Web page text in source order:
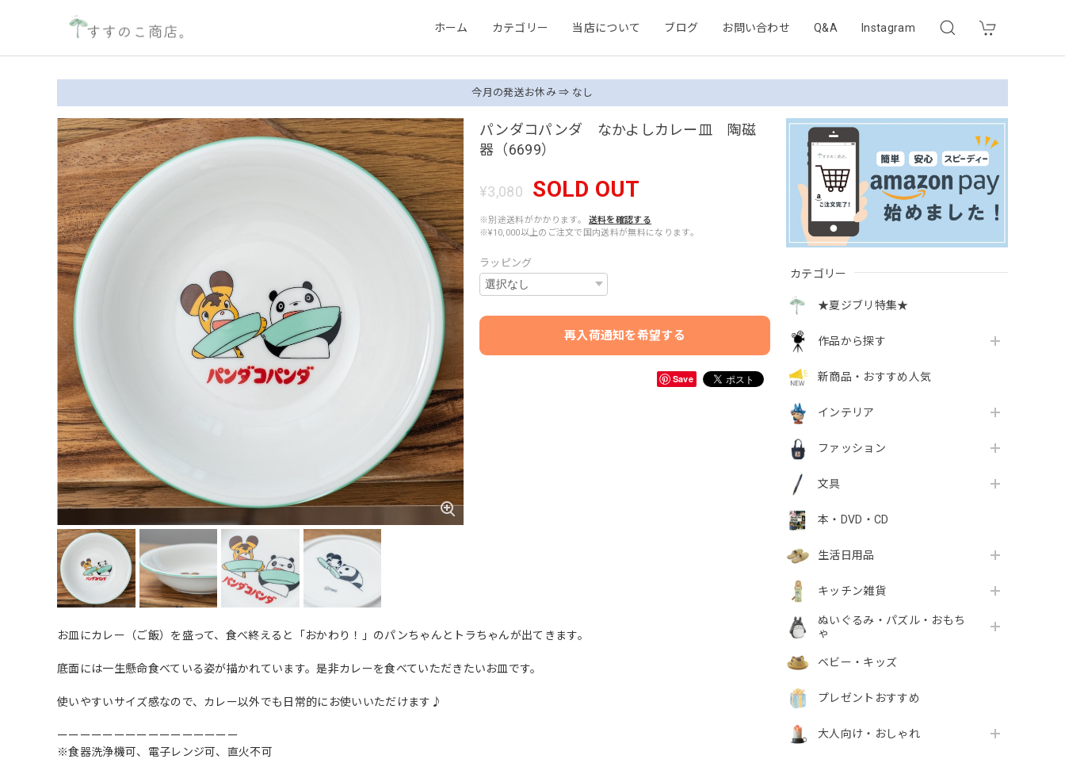
ホーム カテゴリー 当店について ブログ お問い合わせ Q&A Instagram
今月の発送お休み ⇒ なし
カテゴリー
★夏ジブリ特集★
作品から探す
新商品・おすすめ人気
インテリア
ファッション
文具
本・DVD・CD
生活日用品
キッチン雑貨
ぬいぐるみ・パズル・おもち
ゃ
ベビー・キッズ
プレゼントおすすめ
大人向け・おしゃれ
パンダコパンダ なかよしカレー皿 陶磁
器（6699）
¥3,080 SOLD OUT
※別途送料がかかります。
送料を確認する
※¥10,000以上のご注文で国内送料が無料になります。
ラッピング
再入荷通知を希望する
Save
お皿にカレー（ご飯）を盛って、食べ終えると「おかわり！」のパンちゃんとトラちゃんが出てきます。
底面には一生懸命食べている姿が描かれています。是非カレーを食べていただきたいお皿です。
使いやすいサイズ感なので、カレー以外でも日常的にお使いいただけます♪
ーーーーーーーーーーーーーーーー
※食器洗浄機可、電子レンジ可、直火不可